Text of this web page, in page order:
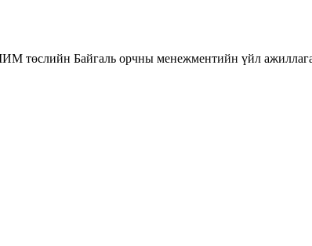
төслийн Байгаль орчны менежментийн үйл